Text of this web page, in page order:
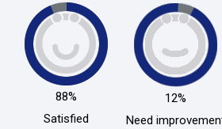
88%
Satisfied
12%
Need